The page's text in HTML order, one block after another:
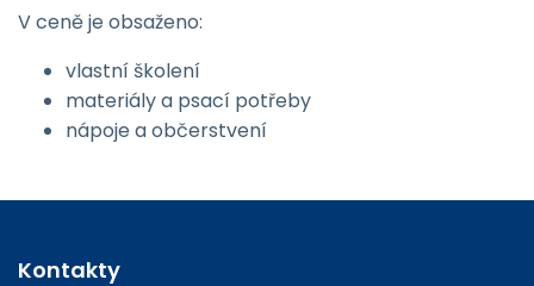
V ceně je obsaženo:
vlastní školení
materiály a psací potřeby
nápoje a občerstvení
Kontakty